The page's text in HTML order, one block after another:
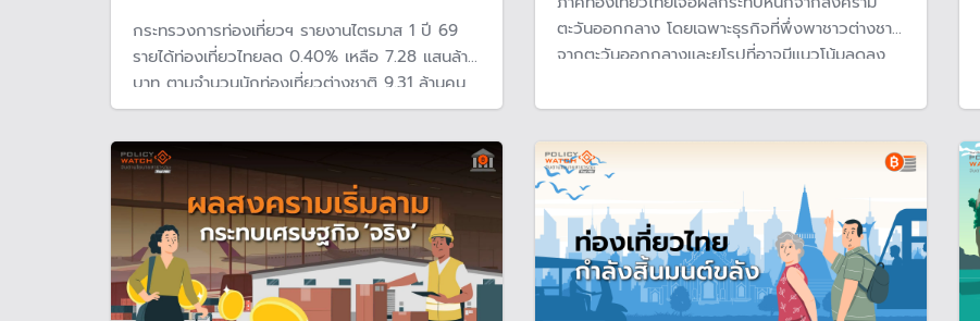
กระทรวงการท่องเที่ยวฯ รายงานไตรมาส 1 ปี 69
รายได้ท่องเที่ยวไทยลด 0.40% เหลือ 7.28 แสนล้าน
บาท ตามจำนวนนักท่องเที่ยวต่างชาติ 9.31 ล้านคน
ลด 2.43% จากสงครามอิหร่าน-สหรัฐฯ กระทบฮับ
วิเคราะห์คาดไตรมาส 2 แนวโน้มหดตัวต่ออีก 9.2%
ตะวันออกกลาง โดยเฉพาะธุรกิจที่พึ่งพาชาวต่างชาติ
จากตะวันออกกลางและยุโรปที่อาจมีแนวโน้มลดลง
ครามยื้ดเยื้อนาน 8 สัปดาห์ นักท่องเที่ยวเข้าไทยปีนี้